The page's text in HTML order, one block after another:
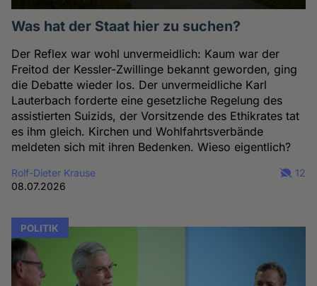
Was hat der Staat hier zu suchen?
Der Reflex war wohl unvermeidlich: Kaum war der
Freitod der Kessler-Zwillinge bekannt geworden, ging
die Debatte wieder los. Der unvermeidliche Karl
Lauterbach forderte eine gesetzliche Regelung des
assistierten Suizids, der Vorsitzende des Ethikrates tat
es ihm gleich. Kirchen und Wohlfahrtsverbände
meldeten sich mit ihren Bedenken. Wieso eigentlich?
Rolf-Dieter Krause
08.07.2026
12
POLITIK